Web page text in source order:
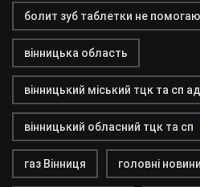
болит зуб таблетки не
вінницька область
вінницький міський тцк та сп
вінницький обласний тцк та сп
газ Вінниця головні